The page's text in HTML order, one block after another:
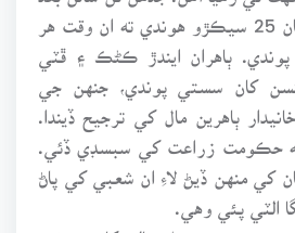
ٽيرف جي شرح 20 کان 25 سيڪڙو هوندي ته ان وقت هر
پوندي. ٻاهران ايندڙ ڪڻڪ ۽ ڦٽي
کان سستي پوندي، جنهن جي
ٻاهرين مال کي ترجيح ڏيندا.
ته حڪومت زراعت کي سبسڊي ڏئي.
کي منهن ڏيڻ لاءِ ان شعبي کي پاڻ
الٽي پئي وهي.
۾ به حسب معمول سالن کان جيڪي